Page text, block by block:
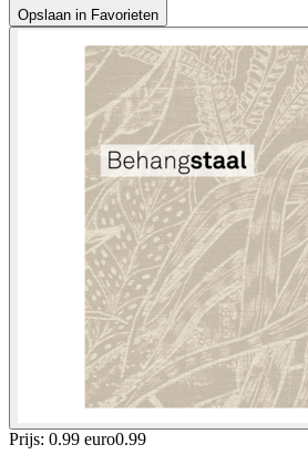
Opslaan in Favorieten
Prijs: 0.99 euro0.99